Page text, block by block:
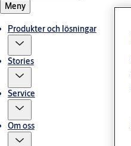
Meny
Produkter och lösningar
Stories
Service
Om oss